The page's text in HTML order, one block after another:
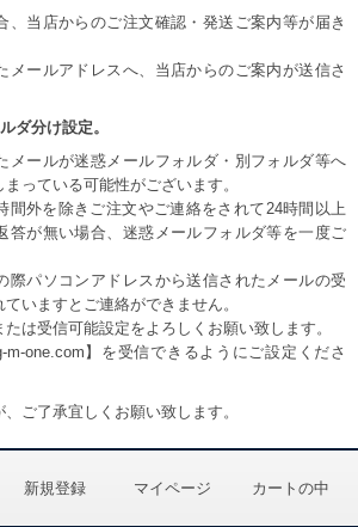
、当店からのご注文確認・発送ご案内等が届き
メールアドレスへ、当店からのご案内が送信さ
ダ分け設定。
メールが迷惑メールフォルダ・別フォルダ等へ
っている可能性がございます。
間外を除きご注文やご連絡をされて24時間以上
答が無い場合、迷惑メールフォルダ等を一度ご
際パソコンアドレスから送信されたメールの受
いますとご連絡ができません。
は受信可能設定をよろしくお願い致します。
m-one.com】を受信できるようにご設定くださ
ご了承宜しくお願い致します。
新規登録 マイページ カートの中